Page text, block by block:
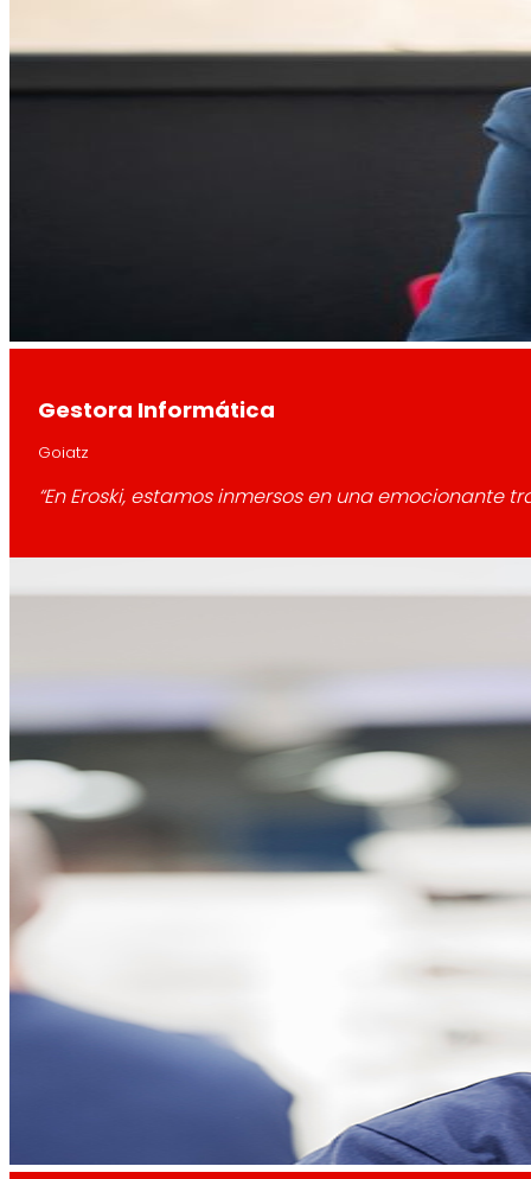
Gestora Informática
Goiatz
“En Eroski, estamos inmersos en una